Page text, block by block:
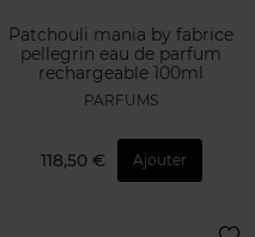
Patchouli mania by fabrice
pellegrin eau de parfum
rechargeable 100ml
PARFUMS
118,50 € Ajouter